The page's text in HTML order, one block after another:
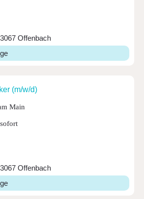
Offenbach
(m/w/d)
Main
Offenbach